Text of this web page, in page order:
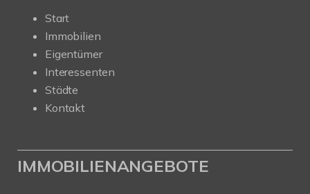
Start
Immobilien
Eigentümer
Interessenten
Städte
Kontakt
IMMOBILIENANGEBOTE